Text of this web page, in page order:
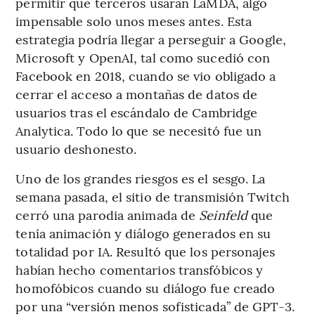
impensable solo unos meses antes. Esta
estrategia podría llegar a perseguir a Google,
Microsoft y OpenAI, tal como sucedió con
Facebook en 2018, cuando se vio obligado a
cerrar el acceso a montañas de datos de
usuarios tras el escándalo de Cambridge
Analytica. Todo lo que se necesitó fue un
usuario deshonesto.
Uno de los grandes riesgos es el sesgo. La
semana pasada, el sitio de transmisión Twitch
cerró una parodia animada de Seinfeldque
tenía animación y diálogo generados en su
totalidad por IA. Resultó que los personajes
habían hecho comentarios transfóbicos y
homofóbicos cuando su diálogo fue creado
por una “versión menos sofisticada” de GPT-3.